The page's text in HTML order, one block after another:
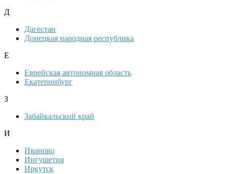
Д
Дагестан
Донецкая народная республика
Е
Еврейская автономная область
Екатеринбург
З
Забайкальский край
И
Иваново
Ингушетия
Иркутск